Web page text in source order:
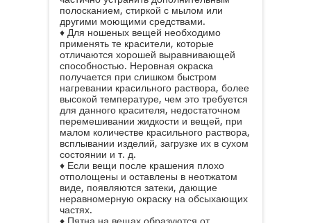
полосканием, стиркой с мылом или
другими моющими средствами.
♦ Для ношеных вещей необходимо
применять те красители, которые
отличаются хорошей выравнивающей
способностью. Неровная окраска
получается при слишком быстром
нагревании красильного раствора, более
высокой температуре, чем это требуется
для данного красителя, недостаточном
перемешивании жидкости и вещей, при
малом количестве красильного раствора,
всплывании изделий, загрузке их в сухом
состоянии и т. д.
♦ Если вещи после крашения плохо
отполощены и оставлены в неотжатом
виде, появляются затеки, дающие
неравномерную окраску на обсыхающих
частях.